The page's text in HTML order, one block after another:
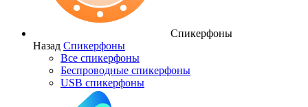
Спикерфоны
Назад Спикерфоны
Все спикерфоны
Беспроводные спикерфоны
USB спикерфоны